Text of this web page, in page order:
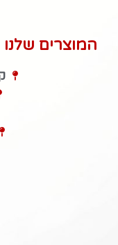
המוצרים שלנו